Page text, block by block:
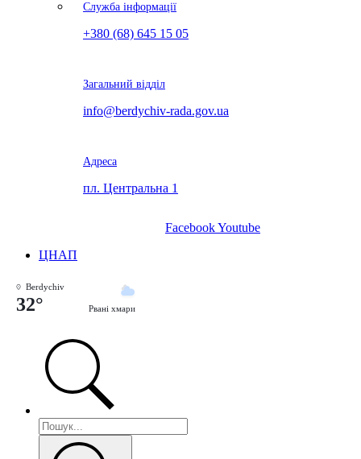
Служба інформації
+380 (68) 645 15 05
Загальний відділ
info@berdychiv-rada.gov.ua
Адреса
пл. Центральна 1
FacebookYoutube
ЦНАП
Berdychiv
32° Рвані хмари